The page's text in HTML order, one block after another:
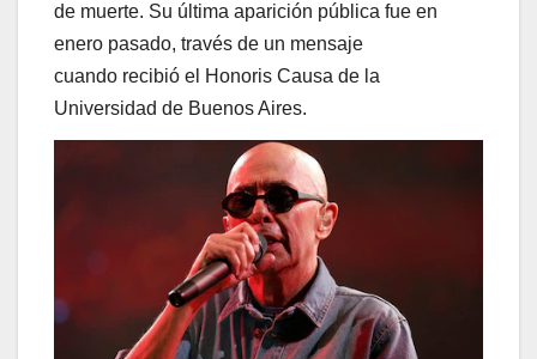
de muerte. Su última aparición pública fue en
enero pasado, través de un mensaje
cuando recibió el Honoris Causa de la
Universidad de Buenos Aires.